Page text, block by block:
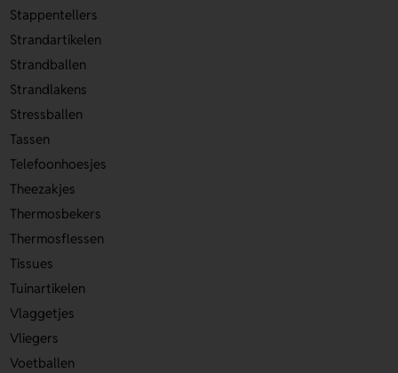
Stappentellers
Strandartikelen
Strandballen
Strandlakens
Stressballen
Tassen
Telefoonhoesjes
Theezakjes
Thermosbekers
Thermosflessen
Tissues
Tuinartikelen
Vlaggetjes
Vliegers
Voetballen